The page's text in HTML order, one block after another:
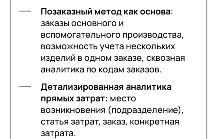
Позаказный метод как основа:
заказы основного и
вспомогательного производства,
возможность учета нескольких
изделий в одном заказе, сквозная
аналитика по кодам заказов.
Детализированная аналитика
прямых затрат: место
возникновения (подразделение),
статья затрат, заказ, конкретная
затрата.
кооперации
Контроль платежных операций
Доработка в ERP
Результаты автоматизации
Гибкость планирования
Привязка всех операций